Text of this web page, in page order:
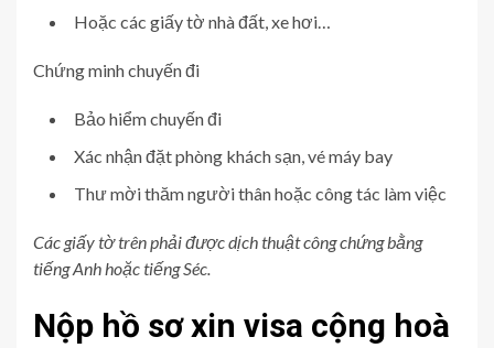
Hoặc các giấy tờ nhà đất, xe hơi…
Chứng minh chuyến đi
Bảo hiểm chuyến đi
Xác nhận đặt phòng khách sạn, vé máy bay
Thư mời thăm người thân hoặc công tác làm việc
Các giấy tờ trên phải được dịch thuật công chứng bằng
tiếng Anh hoặc tiếng Séc.
Nộp hồ sơ xin visa cộng hoà